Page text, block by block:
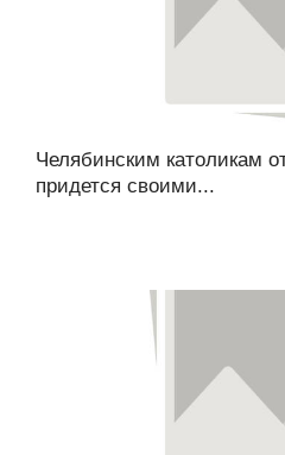
Челябинским католикам
придется своими...